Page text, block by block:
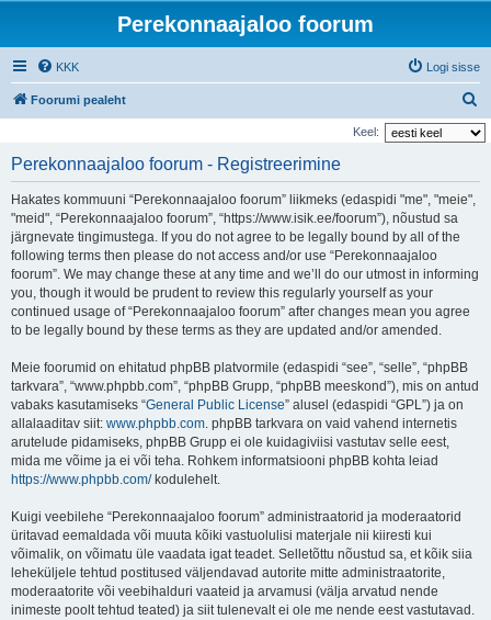
Perekonnaajaloo foorum
KKK Logi sisse
Foorumi pealeht
t
Keel:
Perekonnaajaloo foorum - Registreerimine
Hakates kommuuni “Perekonnaajaloo foorum” liikmeks (edaspidi "me", "meie",
"meid", “Perekonnaajaloo foorum”, “https://www.isik.ee/foorum”), nõustud sa
järgnevate tingimustega. If you do not agree to be legally bound by all of the
following terms then please do not access and/or use “Perekonnaajaloo
foorum”. We may change these at any time and we’ll do our utmost in informing
you, though it would be prudent to review this regularly yourself as your
continued usage of “Perekonnaajaloo foorum” after changes mean you agree
to be legally bound by these terms as they are updated and/or amended.
Meie foorumid on ehitatud phpBB platvormile (edaspidi “see”, “selle”, “phpBB
tarkvara”, “www.phpbb.com”, “phpBB Grupp, “phpBB meeskond”), mis on antud
vabaks kasutamiseks “General Public License” alusel (edaspidi “GPL”) ja on
allalaaditav siit: www.phpbb.com. phpBB tarkvara on vaid vahend internetis
arutelude pidamiseks, phpBB Grupp ei ole kuidagiviisi vastutav selle eest,
mida me võime ja ei või teha. Rohkem informatsiooni phpBB kohta leiad
https://www.phpbb.com/kodulehelt.
Kuigi veebilehe “Perekonnaajaloo foorum” administraatorid ja moderaatorid
üritavad eemaldada või muuta kõiki vastuolulisi materjale nii kiiresti kui
võimalik, on võimatu üle vaadata igat teadet. Selletõttu nõustud sa, et kõik siia
leheküljele tehtud postitused väljendavad autorite mitte administraatorite,
moderaatorite või veebihalduri vaateid ja arvamusi (välja arvatud nende
inimeste poolt tehtud teated) ja siit tulenevalt ei ole me nende eest vastutavad.